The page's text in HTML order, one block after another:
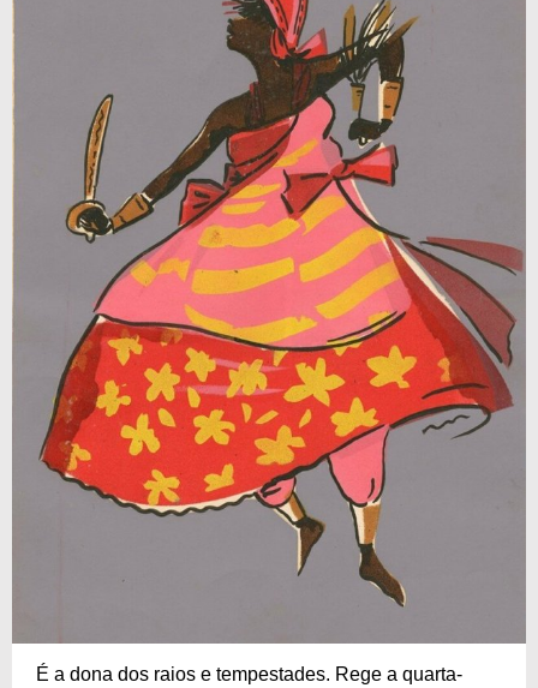
É a dona dos raios e tempestades. Rege a quarta-